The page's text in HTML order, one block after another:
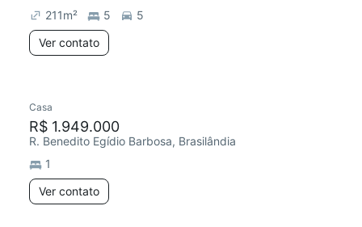
211m² 5
5
Ver contato
Casa
R$ 1.949.000
R. Benedito Egídio Barbosa, Brasilândia
1
Ver contato